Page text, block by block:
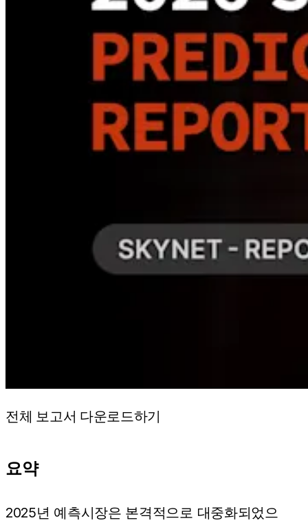
전체 보고서 다운로드하기
요약
2025년 예측시장은 본격적으로 대중화되었으